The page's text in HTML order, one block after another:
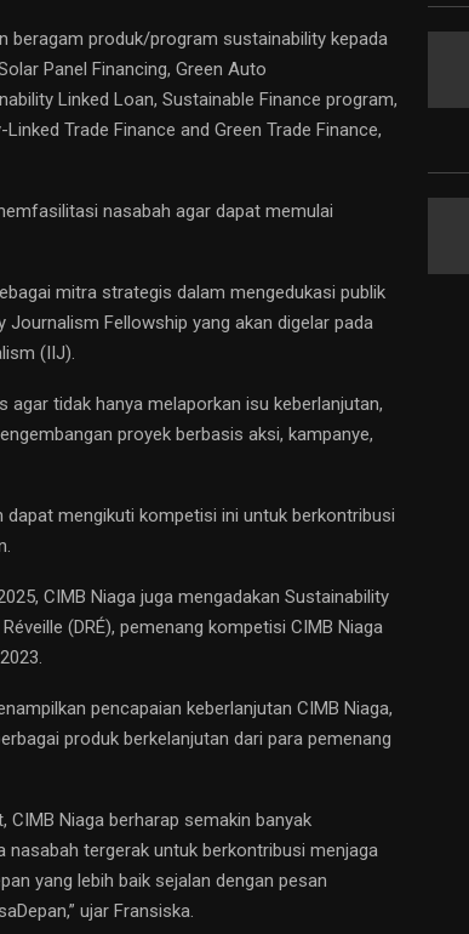
beragam produk/program sustainability kepada
Panel Financing, Green Auto
Linked Loan, Sustainable Finance program,
Trade Finance and Green Trade Finance,
nasabah agar dapat memulai
mitra strategis dalam mengedukasi publik
Fellowship yang akan digelar pada
(IIJ).
tidak hanya melaporkan isu keberlanjutan,
proyek berbasis aksi, kampanye,
mengikuti kompetisi ini untuk berkontribusi
CIMB Niaga juga mengadakan Sustainability
(DRÉ), pemenang kompetisi CIMB Niaga
pencapaian keberlanjutan CIMB Niaga,
produk berkelanjutan dari para pemenang
CIMB Niaga berharap semakin banyak
tergerak untuk berkontribusi menjaga
yang lebih baik sejalan dengan pesan
ujar Fransiska.